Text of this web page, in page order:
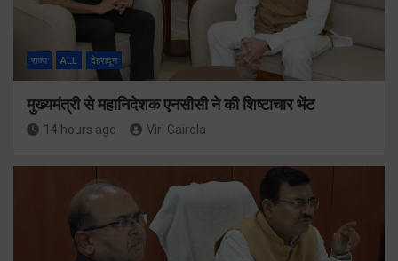
राज्य ALL देहरादून
मुख्यमंत्री से महानिदेशक एनसीसी ने की शिष्टाचार भेंट
14 hours ago Viri Gairola